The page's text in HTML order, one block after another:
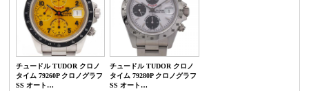
チュードル TUDOR クロノ
タイム 79260P クロノグラフ
SS オート…
チュードル TUDOR クロノ
タイム 79280P クロノグラフ
SS オート…